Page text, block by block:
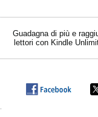
Guadagna di più e
lettori con Kindle